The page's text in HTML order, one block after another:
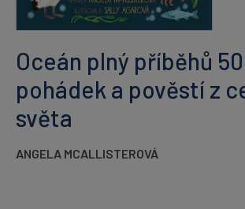
Oceán plný příběhů
pohádek a pověstí z
světa
ANGELA MCALLISTEROVÁ